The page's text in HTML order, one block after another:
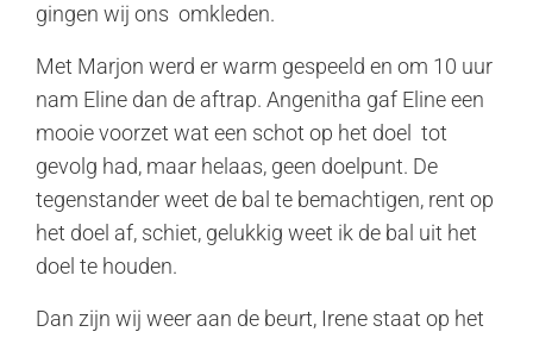
gingen wij ons omkleden.
Met Marjon werd er warm gespeeld en om 10 uur
nam Eline dan de aftrap. Angenitha gaf Eline een
mooie voorzet wat een schot op het doel tot
gevolg had, maar helaas, geen doelpunt. De
tegenstander weet de bal te bemachtigen, rent op
het doel af, schiet, gelukkig weet ik de bal uit het
doel te houden.
Dan zijn wij weer aan de beurt, Irene staat op het